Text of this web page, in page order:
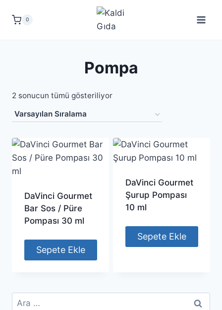
0
Pompa
2 sonucun tümü gösteriliyor
DaVinci Gourmet
Bar Sos / Püre
Pompası 30 ml
Sepete Ekle
DaVinci Gourmet
Şurup Pompası
10 ml
Sepete Ekle
Arama: